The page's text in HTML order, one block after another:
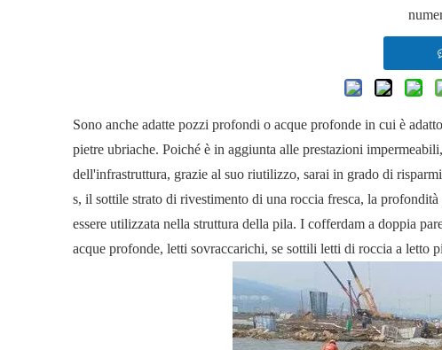
Sono anche adatte pozzi profondi o acque profonde in cui è
pietre ubriache. Poiché è in aggiunta alle prestazioni
dell'infrastruttura, grazie al suo riutilizzo, sarai in grado di
s, il sottile strato di rivestimento di una roccia fresca, la
essere utilizzata nella struttura della pila. I cofferdam a doppia
acque profonde, letti sovraccarichi, se sottili letti di roccia a letto